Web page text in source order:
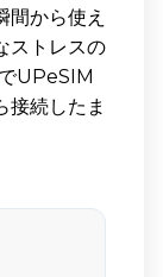
間から使え
ストレスの
でUPeSIM
接続したま